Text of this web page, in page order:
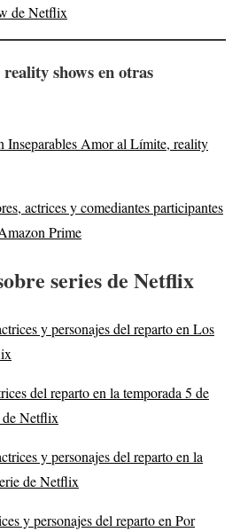
de Netflix
shows en otras
Inseparables Amor al Límite, reality
actrices y comediantes participantes
Prime
series de Netflix
y personajes del reparto en Los
del reparto en la temporada 5 de
de Netflix
y personajes del reparto en la
de Netflix
y personajes del reparto en Por